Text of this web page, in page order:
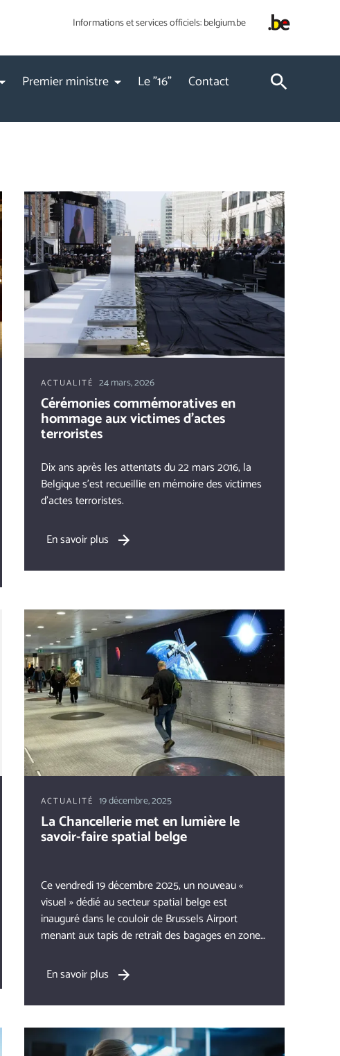
Informations et services officiels:belgium.be
Premier ministre Le "16" Contact
ACTUALITÉ 24 mars, 2026
Cérémonies commémoratives en
hommage aux victimes d'actes
terroristes
Dix ans après les attentats du 22 mars 2016, la
Belgique s’est recueillie en mémoire des victimes
d'actes terroristes.
En savoir plus
ACTUALITÉ 19 décembre, 2025
La Chancellerie met en lumière le
savoir-faire spatial belge
Ce vendredi 19 décembre 2025, un nouveau «
visuel » dédié au secteur spatial belge est
inauguré dans le couloir de Brussels Airport
menant aux tapis de retrait des bagages en zone
vise à promouvoir les avancées technologiques
belges en matière de spatial.
En savoir plus